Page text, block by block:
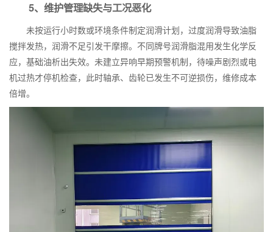
5、维护管理缺失与工况恶化
未按运行小时数或环境条件制定润滑计划，过度润滑导致油脂
搅拌发热，润滑不足引发干摩擦。不同牌号润滑脂混用发生化学反
应，基础油析出失效。未建立异响早期预警机制，待噪声剧烈或电
机过热才停机检查，此时轴承、齿轮已发生不可逆损伤，维修成本
倍增。